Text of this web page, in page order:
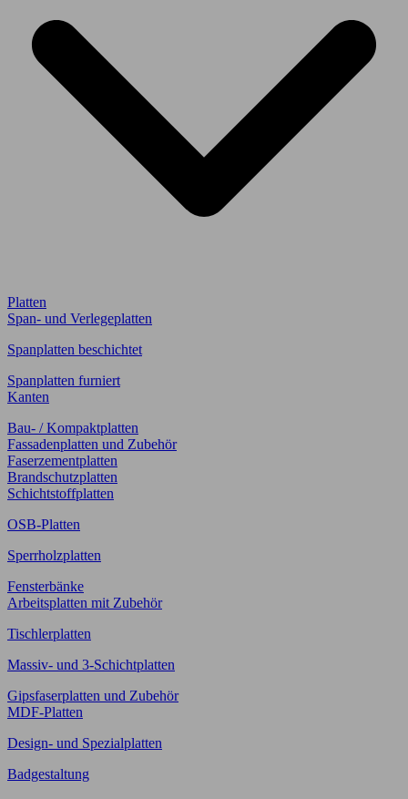
Platten
Span- und Verlegeplatten
Spanplatten beschichtet
Spanplatten furniert
Kanten
Bau- / Kompaktplatten
Fassadenplatten und Zubehör
Faserzementplatten
Brandschutzplatten
Schichtstoffplatten
OSB-Platten
Sperrholzplatten
Fensterbänke
Arbeitsplatten mit Zubehör
Tischlerplatten
Massiv- und 3-Schichtplatten
Gipsfaserplatten und Zubehör
MDF-Platten
Design- und Spezialplatten
Badgestaltung